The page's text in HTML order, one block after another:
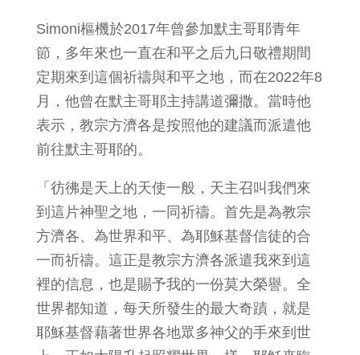
Simoni樞機於2017年曾參加默主哥耶青年
節，多年來也一直在和平之后九日敬禮期間
定期來到這個祈禱與和平之地，而在2022年8
月，他曾在默主哥耶主持講道彌撒。當時他
表示，教宗方濟各是按照他的建議而派遣他
前往默主哥耶的。
「彷彿是天上的天使一般，天主召叫我們來
到這片神聖之地，一同祈禱。首先是為教宗
方濟各、為世界和平、為耶穌基督信徒的合
一而祈禱。這正是教宗方濟各派遣我來到這
裡的信息，也是賜予我的一份莫大榮譽。全
世界都知道，每天所發生的最大奇蹟，就是
耶穌基督藉著世界各地眾多神父的手來到世